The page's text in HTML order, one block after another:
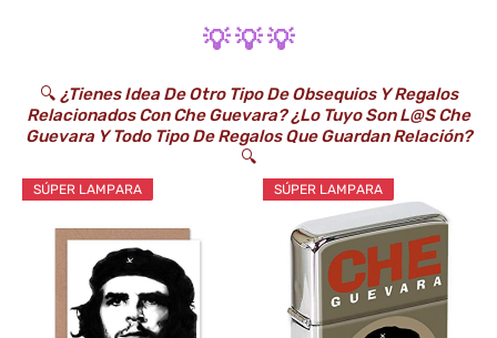
💡 💡 💡
🔍 ¿Tienes Idea De Otro Tipo De Obsequios Y Regalos
Relacionados Con Che Guevara? ¿Lo Tuyo Son L@s Che
Guevara Y Todo Tipo De Regalos Que Guardan Relación?
🔍
SÚPER LAMPARA SÚPER LAMPARA